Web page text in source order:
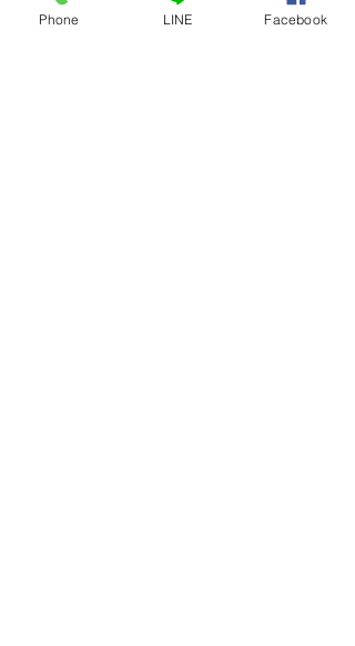
ช่างกุญแจ
Phone LINE Facebook